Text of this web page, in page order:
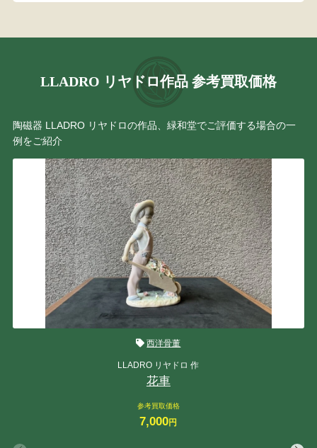
LLADRO リヤドロ作品 参考買取価格
陶磁器 LLADRO リヤドロの作品、緑和堂でご評価する場合の一
例をご紹介
西洋骨董
LLADRO リヤドロ 作
花車
参考買取価格
7,000円